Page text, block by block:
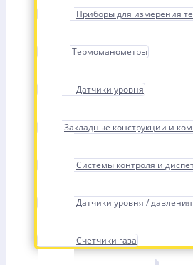
Приборы для измерения
Термоманометры
Датчики уровня
Закладные конструкции и
Системы контроля и
Датчики уровня /
Счетчики газа